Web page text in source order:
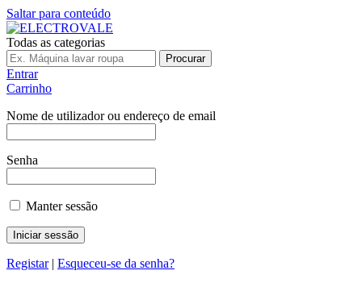
Saltar para conteúdo
Todas as categorias
Procurar
Entrar
Carrinho
Nome de utilizador ou endereço de email
Senha
Manter sessão
Registar| Esqueceu-se da senha?